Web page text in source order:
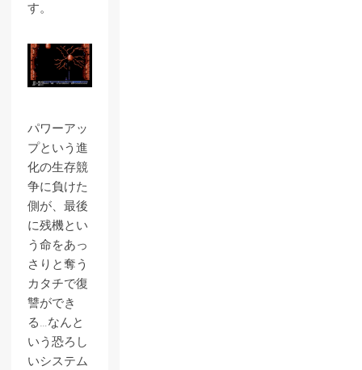
す。
パワーアッ
プという進
化の生存競
争に負けた
側が、最後
に残機とい
う命をあっ
さりと奪う
カタチで復
讐ができ
る…なんと
いう恐ろし
いシステム